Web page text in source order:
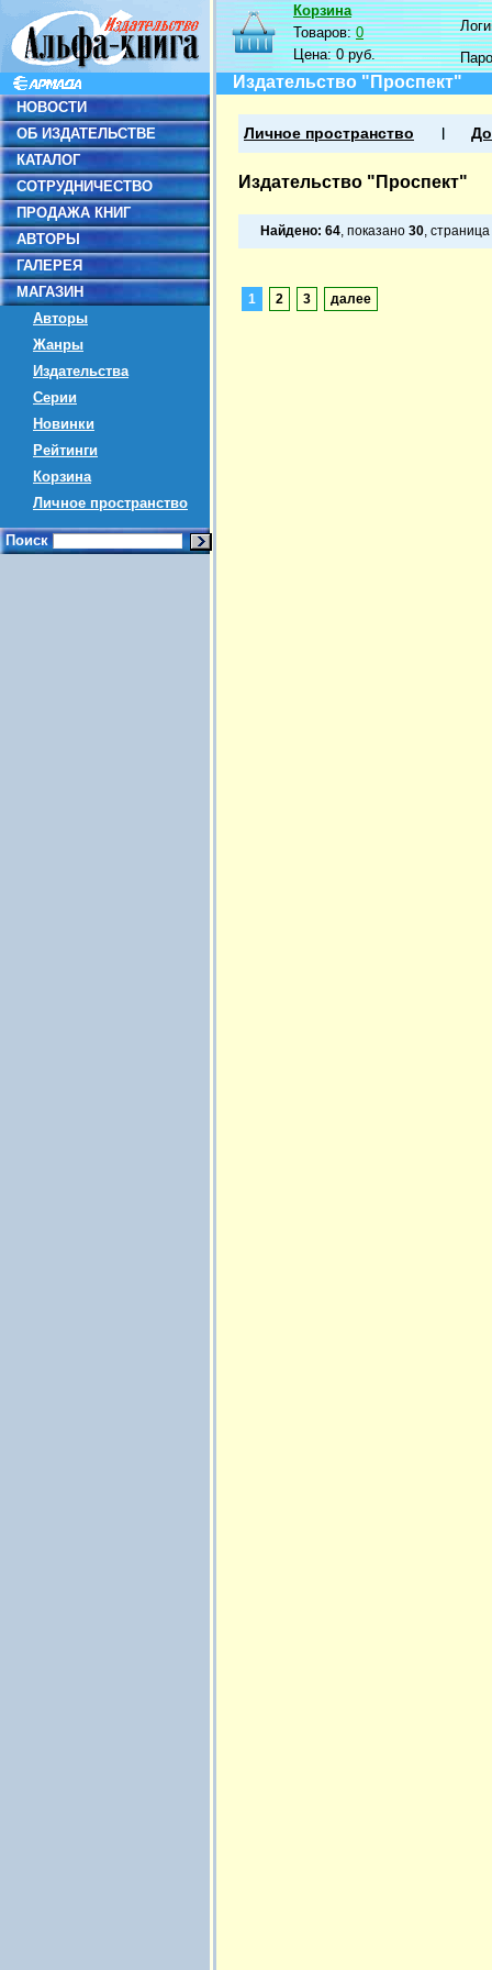
НОВОСТИ
ОБ ИЗДАТЕЛЬСТВЕ
КАТАЛОГ
СОТРУДНИЧЕСТВО
ПРОДАЖА КНИГ
АВТОРЫ
ГАЛЕРЕЯ
МАГАЗИН
Авторы
Жанры
Издательства
Серии
Новинки
Рейтинги
Корзина
Личное пространство
Поиск
Корзина
Товаров:0
Цена:0 руб.
Издательство "Проспект"
Личное пространство
Издательство "Проспект"
Найдено: 64, показано 30, страница
1 2 3 далее